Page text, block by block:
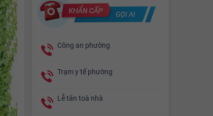
Công an phường
Trạm y tế phường
Lễ tân toà nhà